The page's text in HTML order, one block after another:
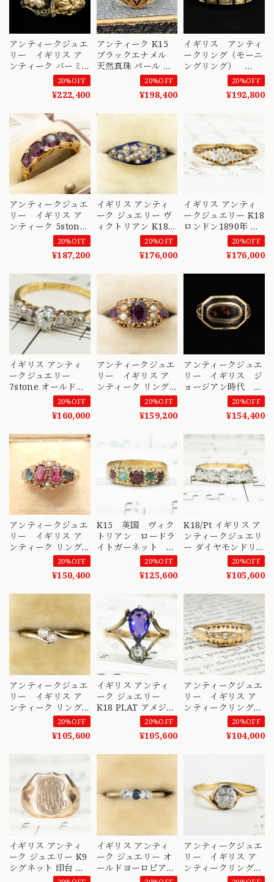
アンティークジュエ
リー イギリス ア
ンティーク バーミ
ンガム 1832 1834
彫刻有り 勿忘草
K18 パール モーニ
ング 指輪 〜メッセ
ージと共に引き継が
れる想い〜
DR00658
20%OFF
¥222,400
アンティーク K15
ブラックエナメル
天然真珠 パール リ
ング 1900年 バーミ
ンガム イギリス モ
ーニングジュエリー
20%OFF
¥198,400
イギリス アンティ
ークリング（モーニ
ングリング）
1892年 My
loving husband /
IN MEMORY
20%OFF
¥192,800
アンティークジュエ
リー イギリス ア
ンティーク 5stone
デザイン リング
K18 ロードライトガ
ーネット 1800年後
20%OFF
¥187,200
イギリス アンティ
ーク ジュエリー ヴ
ィクトリアン K18
ブルーエナメル シ
ードパール リング
1868年 バーミンガ
MOR00742
20%OFF
¥176,000
イギリス アンティ
ークジュエリー K18
ロンドン1890年 オ
ールドカット 5石 リ
ッティング 手彫り
ーロピアンカットダ
イヤモンド
DR00636 Daisy
Ring
20%OFF
¥176,000
イギリス アンティ
ークジュエリー
7stone オールドカ
ット オールドマイ
ンカット ダイヤモ
コンビカラー リン
グ 1800後〜1900初
頃 DR00638
20%OFF
¥160,000
アンティークジュエ
リー イギリス ア
ンティーク リング
1880年 K15 ロード
ライトガーネット
シードパール
20%OFF
¥159,200
アンティークジュエ
リー イギリス ジ
ョージアン時代
1810年 アンティ
ークリング サーペ
ンタイン(蛇型)モー
DR00661
20%OFF
¥154,400
アンティークジュエ
リー イギリス ア
ンティーク リング
K15 ロードライトガ
ーネット パール
1877年 〜繊細なレ
ースをまとった貴婦
人〜 DR00575
20%OFF
¥150,400
K15 英国 ヴィク
トリアン ロードラ
イトガーネット リ
ング 15金 貼り
合わせ緑石 ～新
緑を纏う、優雅な貴
婦人の様に～
20%OFF
¥125,600
K18/Pt イギリス ア
ンティークジュエリ
ー ダイヤモンドリ
ング シングルカッ
ト イリュージョン
セット フラワー ク
ラスター 1900年代
初頭 DR00545
Daisy Ring
20%OFF
¥105,600
アンティークジュエ
リー イギリス ア
ンティーク リング
1900前後頃 K18
PLAT オールドヨー
ロピアンカットダイ
DR00572
20%OFF
¥105,600
イギリス アンティ
ーク ジュエリー
K18 PLAT アメジス
ト ローズカットダ
イヤ 1800年後半頃
20%OFF
¥105,600
アンティークジュエ
リー イギリス ア
ンティークリング
5stone リング K18
オールドカット ダ
イヤモンド バーミ
20%OFF
¥104,000
イギリス アンティ
ーク ジュエリー K9
シグネット 印台 イ
ニシャル デザイン
イギリス アンティ
ーク ジュエリー オ
ールドヨーロピアン
カットダイヤモンド
アンティークジュエ
リー イギリス ア
ンティークリング
クラスター 小花 フ